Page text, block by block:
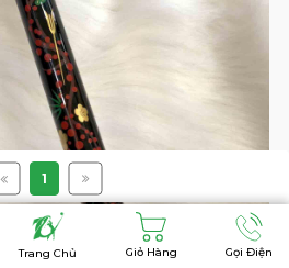
1
Trang Chủ Giỏ Hàng Gọi Điện